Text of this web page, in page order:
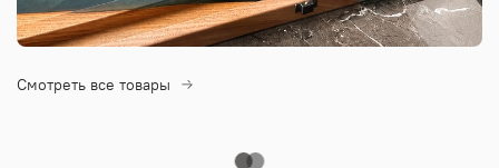
Смотреть все товары